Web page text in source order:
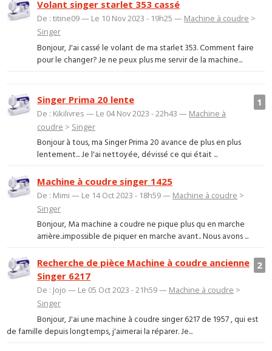
Volant singer starlet 353 cassé
De : titine09 — Le 10 Nov 2023 - 19h25 — Machine à coudre >
Singer
Bonjour, J'ai cassé le volant de ma starlet 353. Comment faire
pour le changer? Je ne peux plus me servir de la machine...
1
Singer Prima 20 lente
De : Kikilivres — Le 04 Nov 2023 - 22h43 — Machine à
coudre > Singer
Bonjour à tous, ma Singer Prima 20 avance de plus en plus
lentement... Je l'ai nettoyée, dévissé ce qui était ...
Machine à coudre singer 1425
De : Mimi — Le 14 Oct 2023 - 18h59 — Machine à coudre >
Singer
Bonjour, Ma machine a coudre ne pique plus qu en marche
arrière..impossible de piquer en marche avant.. Nous avons ...
2
Recherche de pièce Machine à coudre ancienne
Singer 6217
De : Jojo — Le 05 Oct 2023 - 21h59 — Machine à coudre >
Singer
Bonjour, J'ai une machine à coudre singer 6217 de 1957 , qui est
de famille depuis longtemps, j'aimerai la réparer. Je...